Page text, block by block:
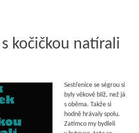
kočičkou natírali
Sestřenice se ségrou si
byly věkově blíž, než já
s oběma. Takže si
hodně hrávaly spolu.
Zatímco my bydleli